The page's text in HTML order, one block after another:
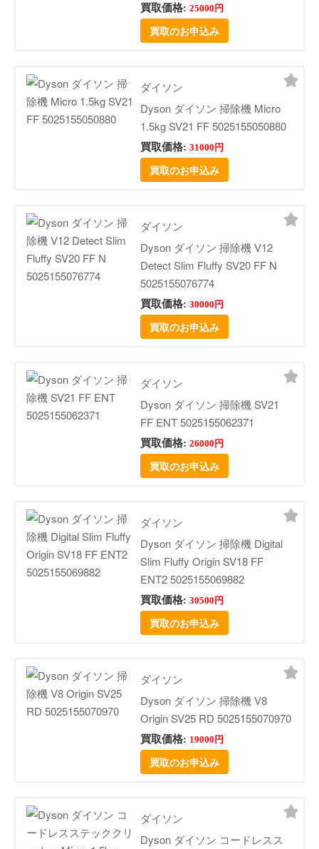
買取価格: 25000円
買取のお申込み
ダイソン
Dyson ダイソン 掃除機 Micro
1.5kg SV21 FF 5025155050880
買取価格: 31000円
買取のお申込み
ダイソン
Dyson ダイソン 掃除機 V12
Detect Slim Fluffy SV20 FF N
5025155076774
買取価格: 30000円
買取のお申込み
ダイソン
Dyson ダイソン 掃除機 SV21
FF ENT 5025155062371
買取価格: 26000円
買取のお申込み
ダイソン
Dyson ダイソン 掃除機 Digital
Slim Fluffy Origin SV18 FF
ENT2 5025155069882
買取価格: 30500円
買取のお申込み
ダイソン
Dyson ダイソン 掃除機 V8
Origin SV25 RD 5025155070970
買取価格: 19000円
買取のお申込み
ダイソン
Dyson ダイソン コードレスス